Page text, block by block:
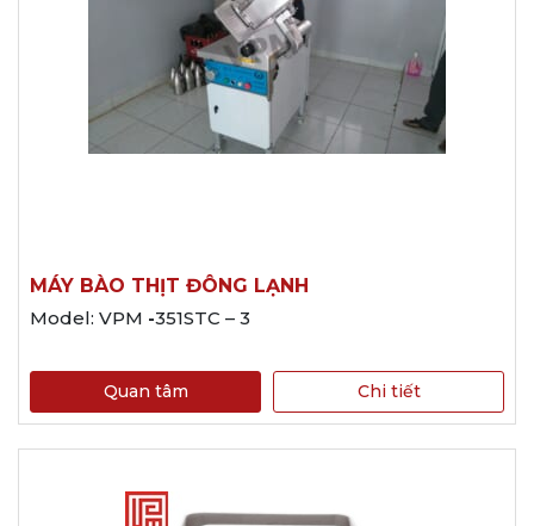
MÁY BÀO THỊT ĐÔNG LẠNH
Model: VPM -351STC – 3
Quan tâm Chi tiết